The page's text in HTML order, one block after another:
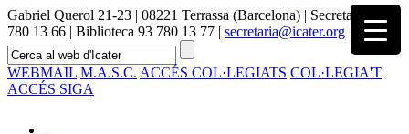
Gabriel Querol 21-23 | 08221 Terrassa (Barcelona) | Secretaria 93
780 13 66 | Biblioteca 93 780 13 77 | secretaria@icater.org
WEBMAIL M.A.S.C. ACCÉS COL·LEGIATS COL·LEGIA'T
ACCÉS SIGA